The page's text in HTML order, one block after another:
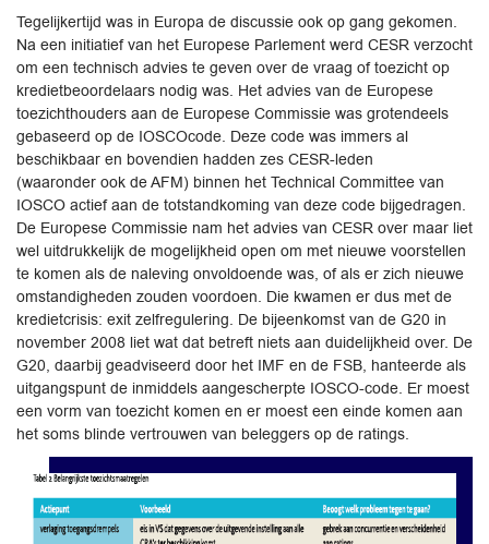
Tegelijkertijd was in Europa de discussie ook op gang gekomen.
Na een initiatief van het Europese Parlement werd CESR verzocht
om een technisch advies te geven over de vraag of toezicht op
kredietbeoordelaars nodig was. Het advies van de Europese
toezichthouders aan de Europese Commissie was grotendeels
gebaseerd op de IOSCOcode. Deze code was immers al
beschikbaar en bovendien hadden zes CESR-leden
(waaronder ook de AFM) binnen het Technical Committee van
IOSCO actief aan de totstandkoming van deze code bijgedragen.
De Europese Commissie nam het advies van CESR over maar liet
wel uitdrukkelijk de mogelijkheid open om met nieuwe voorstellen
te komen als de naleving onvoldoende was, of als er zich nieuwe
omstandigheden zouden voordoen. Die kwamen er dus met de
kredietcrisis: exit zelfregulering. De bijeenkomst van de G20 in
november 2008 liet wat dat betreft niets aan duidelijkheid over. De
G20, daarbij geadviseerd door het IMF en de FSB, hanteerde als
uitgangspunt de inmiddels aangescherpte IOSCO-code. Er moest
een vorm van toezicht komen en er moest een einde komen aan
het soms blinde vertrouwen van beleggers op de ratings.